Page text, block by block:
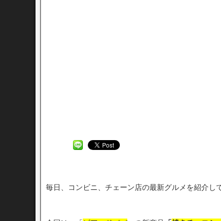
毎日、コンビニ、チェーン店の最新グルメを紹介し